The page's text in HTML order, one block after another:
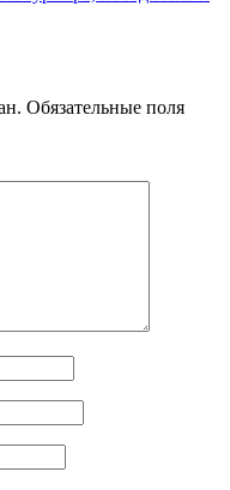
Обязательные поля